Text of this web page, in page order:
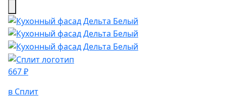
667 ₽
в Сплит